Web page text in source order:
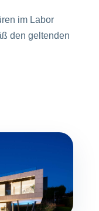
im Labor
den geltenden